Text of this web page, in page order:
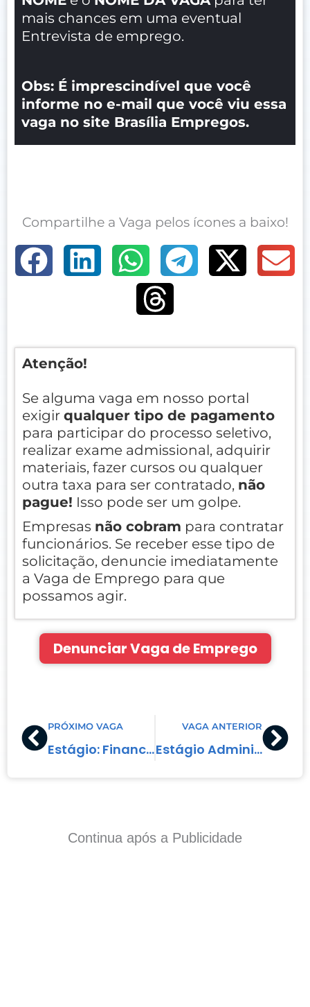
mais chances em uma eventual
Entrevista de emprego.
Obs: É imprescindível que você
informe no e-mail que você viu essa
vaga no site Brasília Empregos.
Compartilhe a Vaga pelos ícones a baixo!
Atenção!
Se alguma vaga em nosso portal
exigir qualquer tipo de pagamento
para participar do processo seletivo,
realizar exame admissional, adquirir
materiais, fazer cursos ou qualquer
outra taxa para ser contratado, não
pague! Isso pode ser um golpe.
Empresas não cobram para contratar
funcionários. Se receber esse tipo de
solicitação, denuncie imediatamente
a Vaga de Emprego para que
possamos agir.
Denunciar Vaga de Emprego
Prev
PRÓXIMO VAGA
Estágio: Financeiro
VAGA ANTERIOR
Estágio Administrativo
Continua após a Publicidade